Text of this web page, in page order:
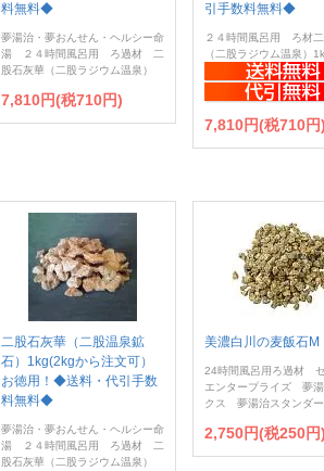
料無料◆
夢湯治・夢おんせん・ヘルシー命
湯 ２４時間風呂用 ろ過材 二
股石灰華（二股ラジウム温泉）
7,810円(税710円)
引手数料無料◆
２４時間風呂用 ろ材
（二股ラジウム温泉）
7,810円(税710円)
二股石灰華（二股温泉鉱
石）1kg(2kgから注文可）
お徳用！◆送料・代引手数
料無料◆
夢湯治・夢おんせん・ヘルシー命
湯 ２４時間風呂用 ろ過材 二
股石灰華（二股ラジウム温泉）
美濃白川の麦飯石
24時間風呂用ろ過材
エンタープライズ 夢湯
クス 夢湯治スタンダー
2,750円(税250円)